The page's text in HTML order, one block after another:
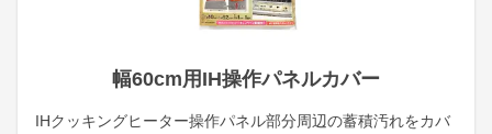
幅60cm用IH操作パネルカバー
IHクッキングヒーター操作パネル部分周辺の蓄積汚れをカバ